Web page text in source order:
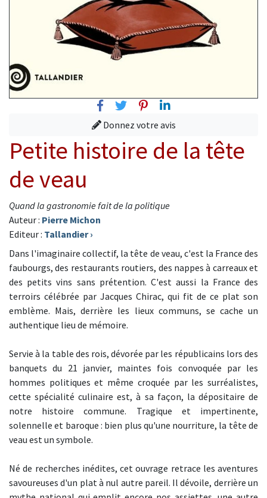
FacebookTwitterPinterest
Linkedin
Donnez votre avis
Petite histoire de la tête
de veau
Quand la gastronomie fait de la politique
Auteur : Pierre Michon
Editeur : Tallandier›
Dans l'imaginaire collectif, la tête de veau, c'est la France des
faubourgs, des restaurants routiers, des nappes à carreaux et
des petits vins sans prétention. C'est aussi la France des
terroirs célébrée par Jacques Chirac, qui fit de ce plat son
emblème. Mais, derrière les lieux communs, se cache un
authentique lieu de mémoire.
Servie à la table des rois, dévorée par les républicains lors des
banquets du 21 janvier, maintes fois convoquée par les
hommes politiques et même croquée par les surréalistes,
cette spécialité culinaire est, à sa façon, la dépositaire de
notre histoire commune. Tragique et impertinente,
solennelle et baroque : bien plus qu'une nourriture, la tête de
veau est un symbole.
Né de recherches inédites, cet ouvrage retrace les aventures
savoureuses d'un plat à nul autre pareil. Il dévoile, derrière un